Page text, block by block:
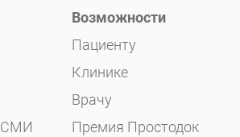
СМИ
Возможности
Пациенту
Клинике
Врачу
Премия Простодок